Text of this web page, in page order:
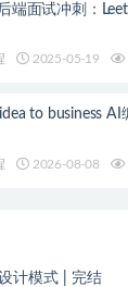
端面试冲刺：
2025-05-19
to business AI
2026-08-08
计模式 | 完结